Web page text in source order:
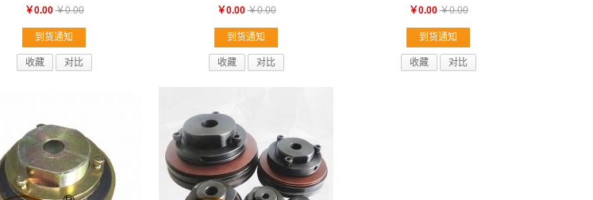
￥0.00 ￥0.00
到货通知
收藏 对比
￥0.00 ￥0.00
到货通知
收藏 对比
￥0.00 ￥0.00
到货通知
收藏 对比